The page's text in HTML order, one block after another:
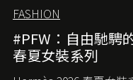
FASHION
#PFW：自由馳騁
春夏女裝系列